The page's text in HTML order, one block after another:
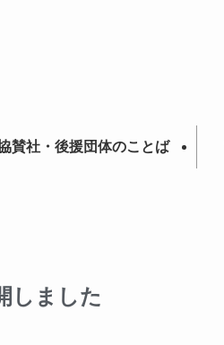
賛社・後援団体のことば
しました